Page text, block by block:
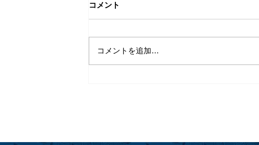
コメント
コメントを追加…